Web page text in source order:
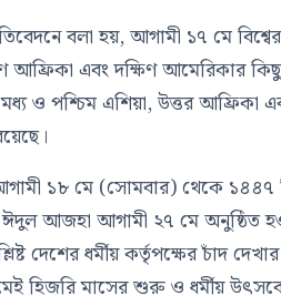
বলা হয়, আগামী ১৭ মে
আফ্রিকা এবং দক্ষিণ আমেরিকার
ও পশ্চিম এশিয়া, উত্তর
আগামী ১৮ মে (সোমবার) থেকে
আজহা আগামী ২৭ মে অনুষ্ঠিত
দেশের ধর্মীয় কর্তৃপক্ষের চাঁদ
হিজরি মাসের শুরু ও ধর্মীয়